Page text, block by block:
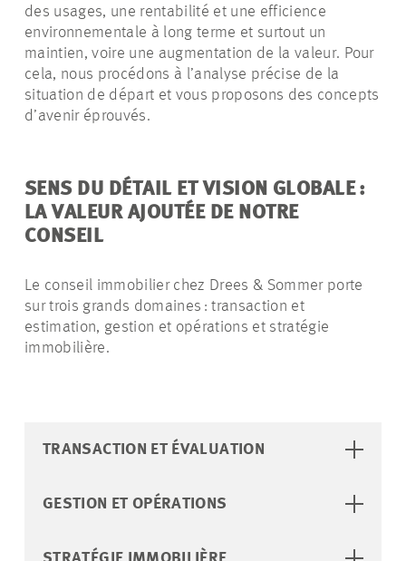
des usages, une rentabilité et une efficience
environnementale à long terme et surtout un
maintien, voire une augmentation de la valeur. Pour
cela, nous procédons à l’analyse précise de la
situation de départ et vous proposons des concepts
d’avenir éprouvés.
SENS DU DÉTAIL ET VISION GLOBALE :
LA VALEUR AJOUTÉE DE NOTRE
CONSEIL
Le conseil immobilier chez Drees & Sommer porte
sur trois grands domaines : transaction et
estimation, gestion et opérations et stratégie
immobilière.
TRANSACTION ET ÉVALUATION
GESTION ET OPÉRATIONS